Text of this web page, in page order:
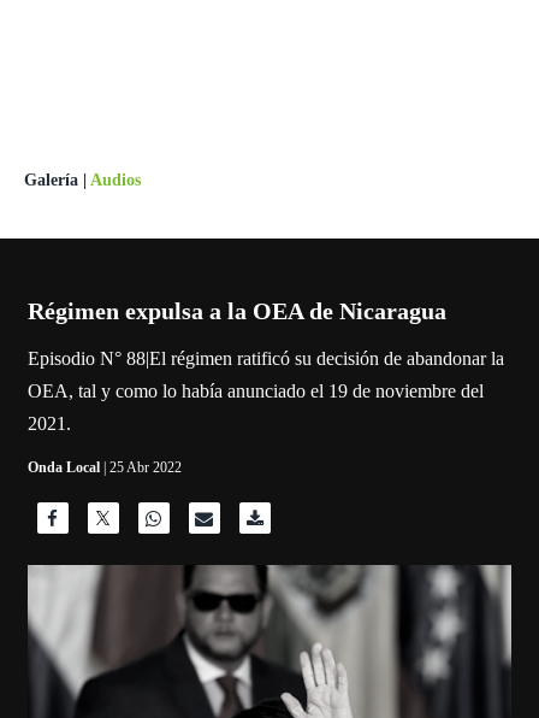
Galería Audios
Régimen expulsa a la OEA de Nicaragua
Episodio N° 88|El régimen ratificó su decisión de abandonar la
OEA, tal y como lo había anunciado el 19 de noviembre del
2021.
Onda Local | 25 Abr 2022